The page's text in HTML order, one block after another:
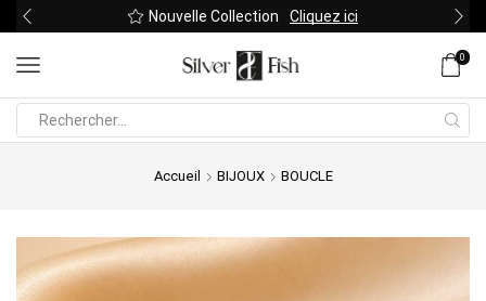
Nouvelle Collection Cliquez ici
0
Accueil BIJOUX BOUCLE